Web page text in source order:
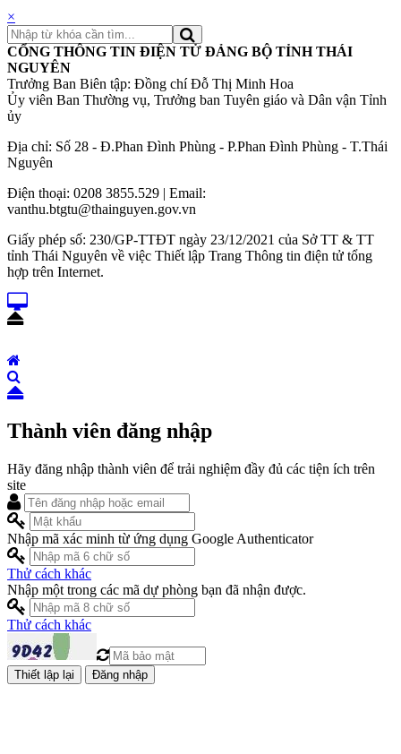
×
CỔNG THÔNG TIN ĐIỆN TỬ ĐẢNG BỘ TỈNH THÁI
NGUYÊN
Trưởng Ban Biên tập: Đồng chí Đỗ Thị Minh Hoa
Ủy viên Ban Thường vụ, Trưởng ban Tuyên giáo và Dân vận Tỉnh
ủy
Địa chỉ: Số 28 - Đ.Phan Đình Phùng - P.Phan Đình Phùng - T.Thái
Nguyên
Điện thoại: 0208 3855.529 | Email:
vanthu.btgtu@thainguyen.gov.vn
Giấy phép số: 230/GP-TTĐT ngày 23/12/2021 của Sở TT & TT
tỉnh Thái Nguyên về việc Thiết lập Trang Thông tin điện tử tổng
hợp trên Internet.
Thành viên đăng nhập
Hãy đăng nhập thành viên để trải nghiệm đầy đủ các tiện ích trên
site
Nhập mã xác minh từ ứng dụng Google Authenticator
Thử cách khác
Nhập một trong các mã dự phòng bạn đã nhận được.
Thử cách khác
Đăng nhập